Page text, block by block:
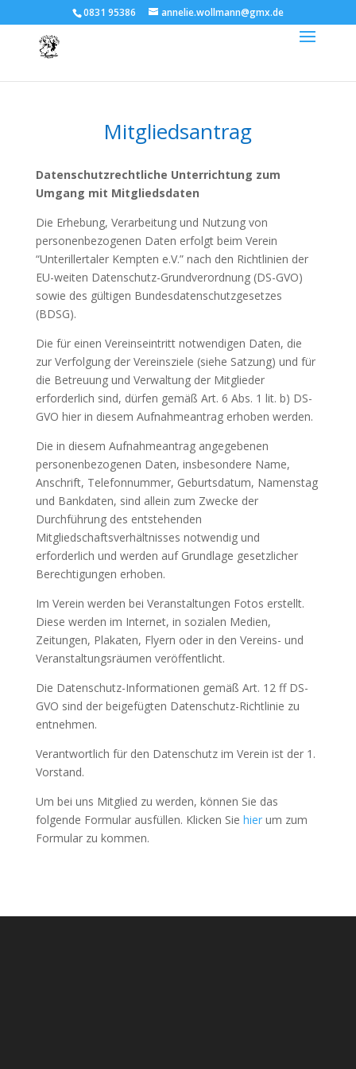
0831 95386 annelie.wollmann@gmx.de
Mitgliedsantrag
Datenschutzrechtliche Unterrichtung zum
Umgang mit Mitgliedsdaten
Die Erhebung, Verarbeitung und Nutzung von
personenbezogenen Daten erfolgt beim Verein
“Unterillertaler Kempten e.V.” nach den Richtlinien der
EU-weiten Datenschutz-Grundverordnung (DS-GVO)
sowie des gültigen Bundesdatenschutzgesetzes
(BDSG).
Die für einen Vereinseintritt notwendigen Daten, die
zur Verfolgung der Vereinsziele (siehe Satzung) und für
die Betreuung und Verwaltung der Mitglieder
erforderlich sind, dürfen gemäß Art. 6 Abs. 1 lit. b) DS-
GVO hier in diesem Aufnahmeantrag erhoben werden.
Die in diesem Aufnahmeantrag angegebenen
personenbezogenen Daten, insbesondere Name,
Anschrift, Telefonnummer, Geburtsdatum, Namenstag
und Bankdaten, sind allein zum Zwecke der
Durchführung des entstehenden
Mitgliedschaftsverhältnisses notwendig und
erforderlich und werden auf Grundlage gesetzlicher
Berechtigungen erhoben.
Im Verein werden bei Veranstaltungen Fotos erstellt.
Diese werden im Internet, in sozialen Medien,
Zeitungen, Plakaten, Flyern oder in den Vereins- und
Veranstaltungsräumen veröffentlicht.
Die Datenschutz-Informationen gemäß Art. 12 ff DS-
GVO sind der beigefügten Datenschutz-Richtlinie zu
entnehmen.
Verantwortlich für den Datenschutz im Verein ist der 1.
Vorstand.
Um bei uns Mitglied zu werden, können Sie das
folgende Formular ausfüllen. Klicken Sie hierum zum
Formular zu kommen.